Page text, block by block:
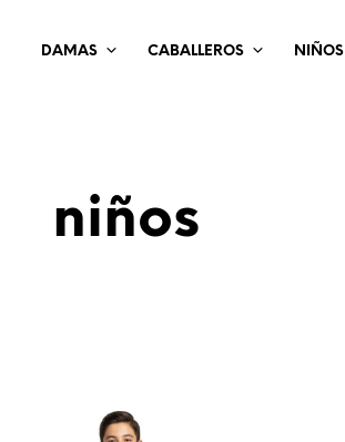
DAMAS CABALLEROS NIÑOS
niños